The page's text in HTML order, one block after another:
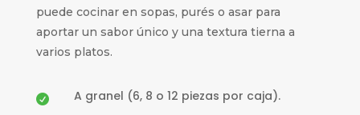
puede cocinar en sopas, purés o asar para
aportar un sabor único y una textura tierna a
varios platos.
 A granel (6, 8 o 12 piezas por caja).